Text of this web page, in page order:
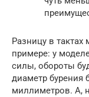
Разницу в
примере: у
силы, обороты
диаметр бурения
миллиметров. А,